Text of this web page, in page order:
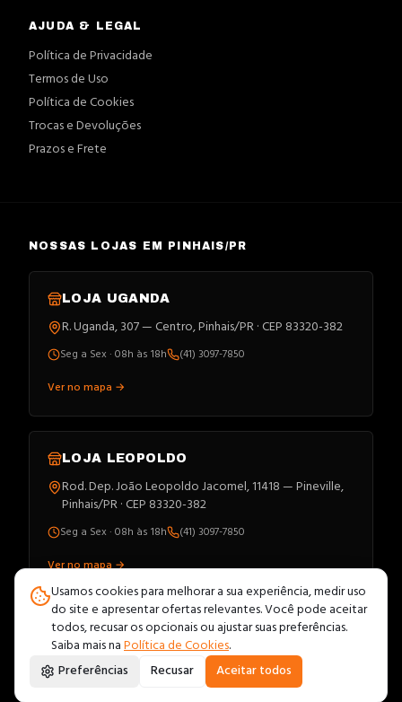
AJUDA & LEGAL
Política de Privacidade
Termos de Uso
Política de Cookies
Trocas e Devoluções
Prazos e Frete
NOSSAS LOJAS EM PINHAIS/PR
LOJA UGANDA
R. Uganda, 307 — Centro, Pinhais/PR · CEP 83320-382
Seg a Sex · 08h às 18h
(41) 3097-7850
Ver no mapa →
LOJA LEOPOLDO
Rod. Dep. João Leopoldo Jacomel, 11418 — Pineville,
Pinhais/PR · CEP 83320-382
Seg a Sex · 08h às 18h
(41) 3097-7850
Ver no mapa →
Dínamo Materiais Elétricos LTDA· Todos os direitos
reservados.
AMEX HIPER BOLETO
Usamos cookies para melhorar a sua experiência, medir uso
do site e apresentar ofertas relevantes. Você pode aceitar
todos, recusar os opcionais ou ajustar suas preferências.
Saiba mais naPolítica de Cookies.
Preferências
Recusar Aceitar todos